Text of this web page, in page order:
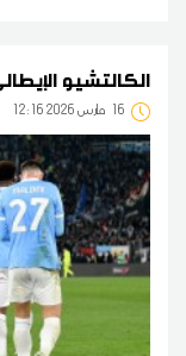
الكالتشيو
16 12:16 2026 مارس